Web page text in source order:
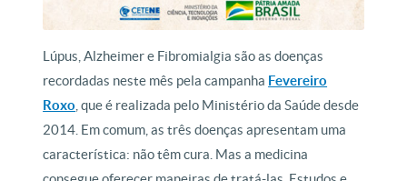
Lúpus, Alzheimer e Fibromialgia são as doenças
recordadas neste mês pela campanha Fevereiro
Roxo , que é realizada pelo Ministério da Saúde desde
2014. Em comum, as três doenças apresentam uma
característica: não têm cura. Mas a medicina